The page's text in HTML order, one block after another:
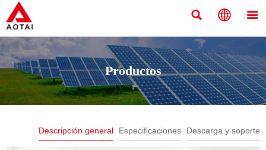
  
Productos
Descripción general Especificaciones Descarga y soporte